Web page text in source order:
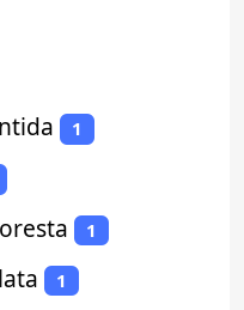
1
1
1